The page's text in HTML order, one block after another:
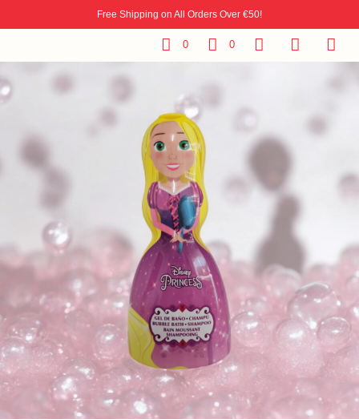
Free Shipping on All Orders Over €50!
0 0